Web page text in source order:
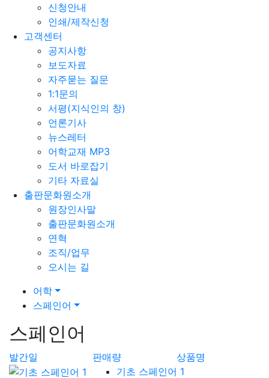
신청안내
인쇄/제작신청
고객센터
공지사항
보도자료
자주묻는 질문
1:1문의
서평(지식인의 창)
언론기사
뉴스레터
어학교재 MP3
도서 바로잡기
기타 자료실
출판문화원소개
원장인사말
출판문화원소개
연혁
조직/업무
오시는 길
어학
스페인어
스페인어
발간일 판매량
상품명
기초 스페인어 1